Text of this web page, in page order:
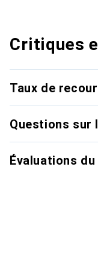
Critiques
Taux de
Questions sur
Évaluations